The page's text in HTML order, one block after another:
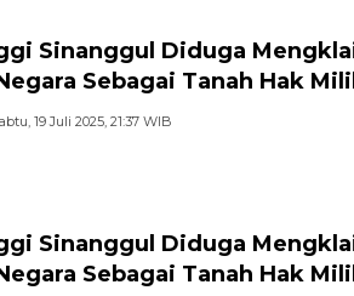
Sinanggul Diduga
Sebagai Tanah Hak
19 Juli 2025, 21:37 WIB
Sinanggul Diduga
Sebagai Tanah Hak